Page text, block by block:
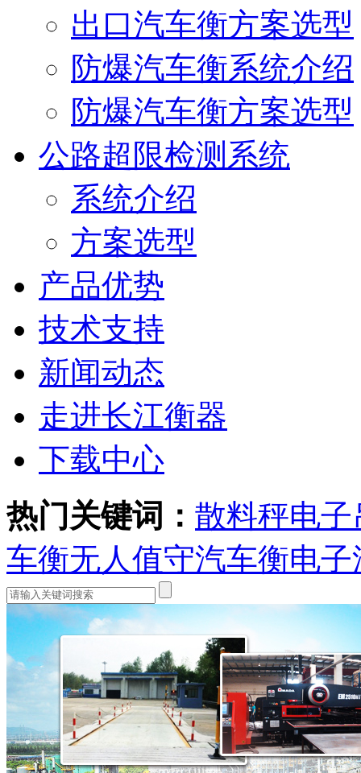
出口汽车衡方案选型
防爆汽车衡系统介绍
防爆汽车衡方案选型
公路超限检测系统
系统介绍
方案选型
产品优势
技术支持
新闻动态
走进长江衡器
下载中心
热门关键词： 散料秤电子
车衡无人值守汽车衡电子